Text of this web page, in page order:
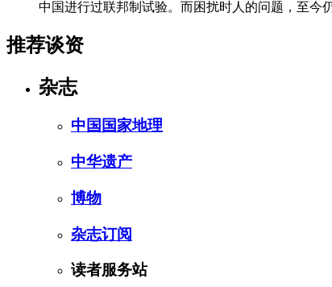
中国进行过联邦制试验。而困扰时人的问题，至
推荐谈资
杂志
中国国家地理
中华遗产
博物
杂志订阅
读者服务站